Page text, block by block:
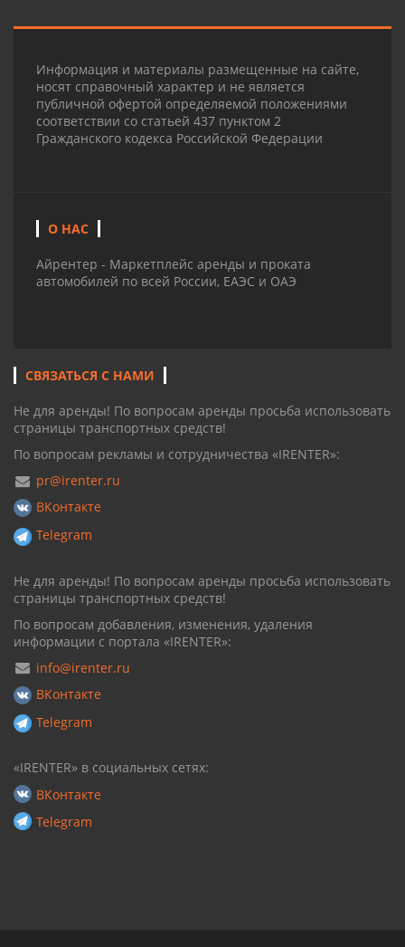
Информация и материалы размещенные на сайте,
носят справочный характер и не является
публичной офертой определяемой положениями
соответствии со статьей 437 пунктом 2
Гражданского кодекса Российской Федерации
О НАС
Айрентер - Маркетплейс аренды и проката
автомобилей по всей России, ЕАЭС и ОАЭ
СВЯЗАТЬСЯ С НАМИ
Не для аренды! По вопросам аренды просьба использовать
страницы транспортных средств!
По вопросам рекламы и сотрудничества «IRENTER»:
pr@irenter.ru
ВКонтакте
Telegram
Не для аренды! По вопросам аренды просьба использовать
страницы транспортных средств!
По вопросам добавления, изменения, удаления
информации с портала «IRENTER»:
info@irenter.ru
ВКонтакте
Telegram
«IRENTER» в социальных сетях:
ВКонтакте
Telegram